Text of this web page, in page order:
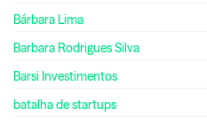
Bárbara Lima
Barbara Rodrigues Silva
Barsi Investimentos
batalha de startups